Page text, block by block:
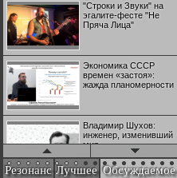
"Строки и Звуки" на
эгалите-фесте "Не
Пряча Лица"
Экономика СССР
времен «застоя»:
жажда планомерности
Владимир Шухов:
инженер, изменивший
мир
Резонанс Лучшее Обсуждаемое